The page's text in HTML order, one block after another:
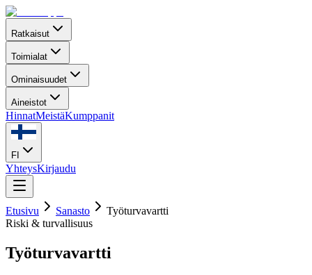
Ratkaisut
Toimialat
Ominaisuudet
Aineistot
HinnatMeistäKumppanit
FI
YhteysKirjaudu
Etusivu Sanasto
Työturvavartti
Riski & turvallisuus
Työturvavartti